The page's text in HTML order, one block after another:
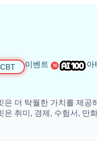
CBT 이벤트 N 아
탁월한 가치를 제공하는
미, 경제, 수험서, 만화, IT